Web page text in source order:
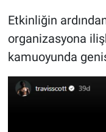
Etkinliğin
organizasyona
kamuoyunda